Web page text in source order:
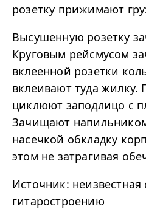
розетку прижимают
Высушенную розетку
Круговым рейсмусом
вклеенной розетки
вклеивают туда
циклюют заподлицо с
Зачищают
насечкой обкладку
этом не затрагивая
Источник: неизвестная
гитаростроению